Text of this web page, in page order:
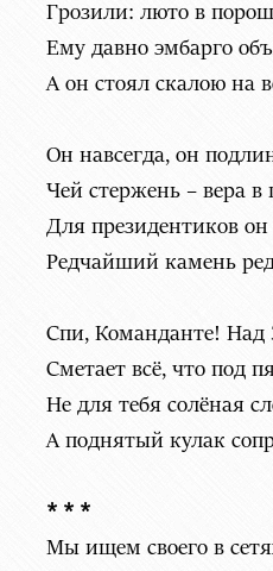
Грозили: люто в
Ему давно эмбарго
А он стоял скалою на
Он навсегда, он
Чей стержень – вера в
Для президентиков
Редчайший камень
Спи, Команданте! Над
Сметает всё, что под
Не для тебя солёная
А поднятый кулак
* * *
Мы ищем своего в